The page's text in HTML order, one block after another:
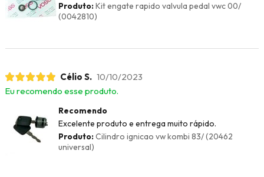
Produto:Kit engate rapido valvula pedal vwc 00/
(0042810)
Célio S. 10/10/2023
Eu recomendo esse produto.
Recomendo
Excelente produto e entrega muito rápido.
Produto:Cilindro ignicao vw kombi 83/ (20462
universal)